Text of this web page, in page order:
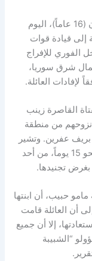
وجّهت عائلة الفتاة زينب محمد نور الدين منان (16 عاماً)، اليوم
مناشدة عاجلة إلى قيادة قوات
الفوري للإفراج
شرق سوريا،
لإفادات العائلة.
القاصرة زينب
نزوحهم من منطقة
عفرين. وتشير
الإفادات إلى أن عملية الاختطاف جرت قبل نحو 15 يوماً، من أحد
تجنيدها.
حبيب، أن ابنتها
أن العائلة قامت
إلا أن جميع
“الشبيبة